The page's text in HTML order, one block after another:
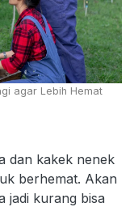
agar Lebih Hemat
dan kakek nenek
berhemat. Akan
jadi kurang bisa